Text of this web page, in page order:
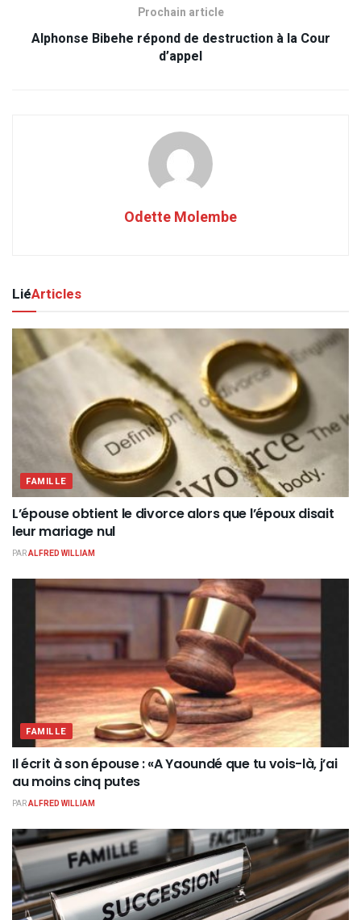
Prochain article
Alphonse Bibehe répond de destruction à la Cour
d’appel
Odette Molembe
LiéArticles
FAMILLE
L’épouse obtient le divorce alors que l’époux disait
leur mariage nul
PARALFRED WILLIAM
FAMILLE
Il écrit à son épouse : «A Yaoundé que tu vois-là, j’ai
au moins cinq putes
PARALFRED WILLIAM